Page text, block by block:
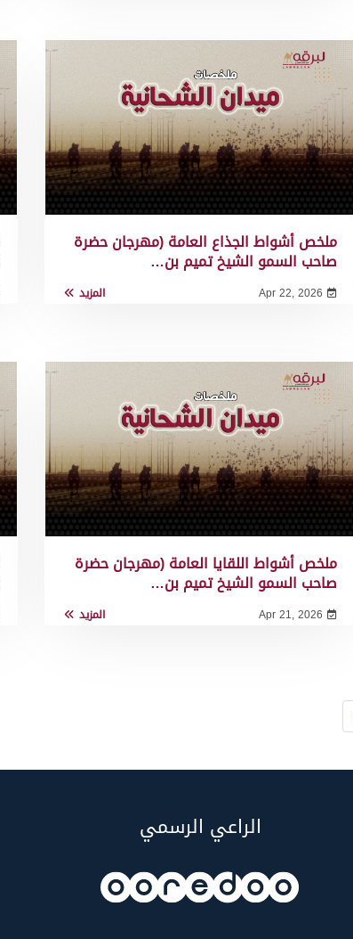
ملخص أشواط الجذاع العامة (مهرجان حضرة
صاحب السمو الشيخ تميم بن…
Apr 22, 2026 المزيد
ملخص أشواط اللقايا العامة (مهرجان حضرة
صاحب السمو الشيخ تميم بن…
Apr 21, 2026 المزيد
الراعي الرسمي